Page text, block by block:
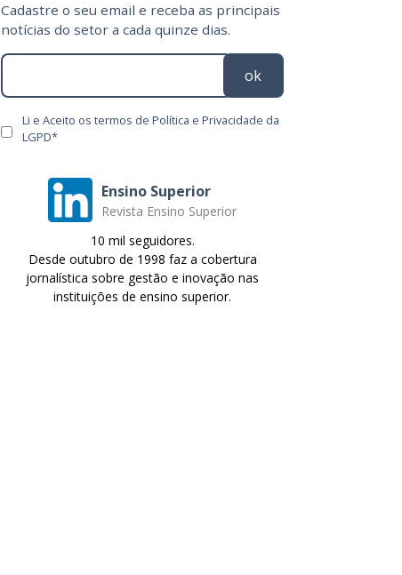
Cadastre o seu email e receba as principais
notícias do setor a cada quinze dias.
ok
Li e Aceito os termos de Política e Privacidade da
LGPD*
Ensino Superior
Revista Ensino Superior
10 mil seguidores.
Desde outubro de 1998 faz a cobertura
jornalística sobre gestão e inovação nas
instituições de ensino superior.